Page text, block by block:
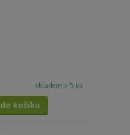
skladem > 5 ks
košíku